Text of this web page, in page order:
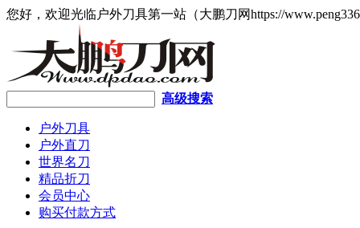
您好，欢迎光临户外刀具第一站（大鹏刀网https://
高级搜索
户外刀具
户外直刀
世界名刀
精品折刀
会员中心
购买付款方式